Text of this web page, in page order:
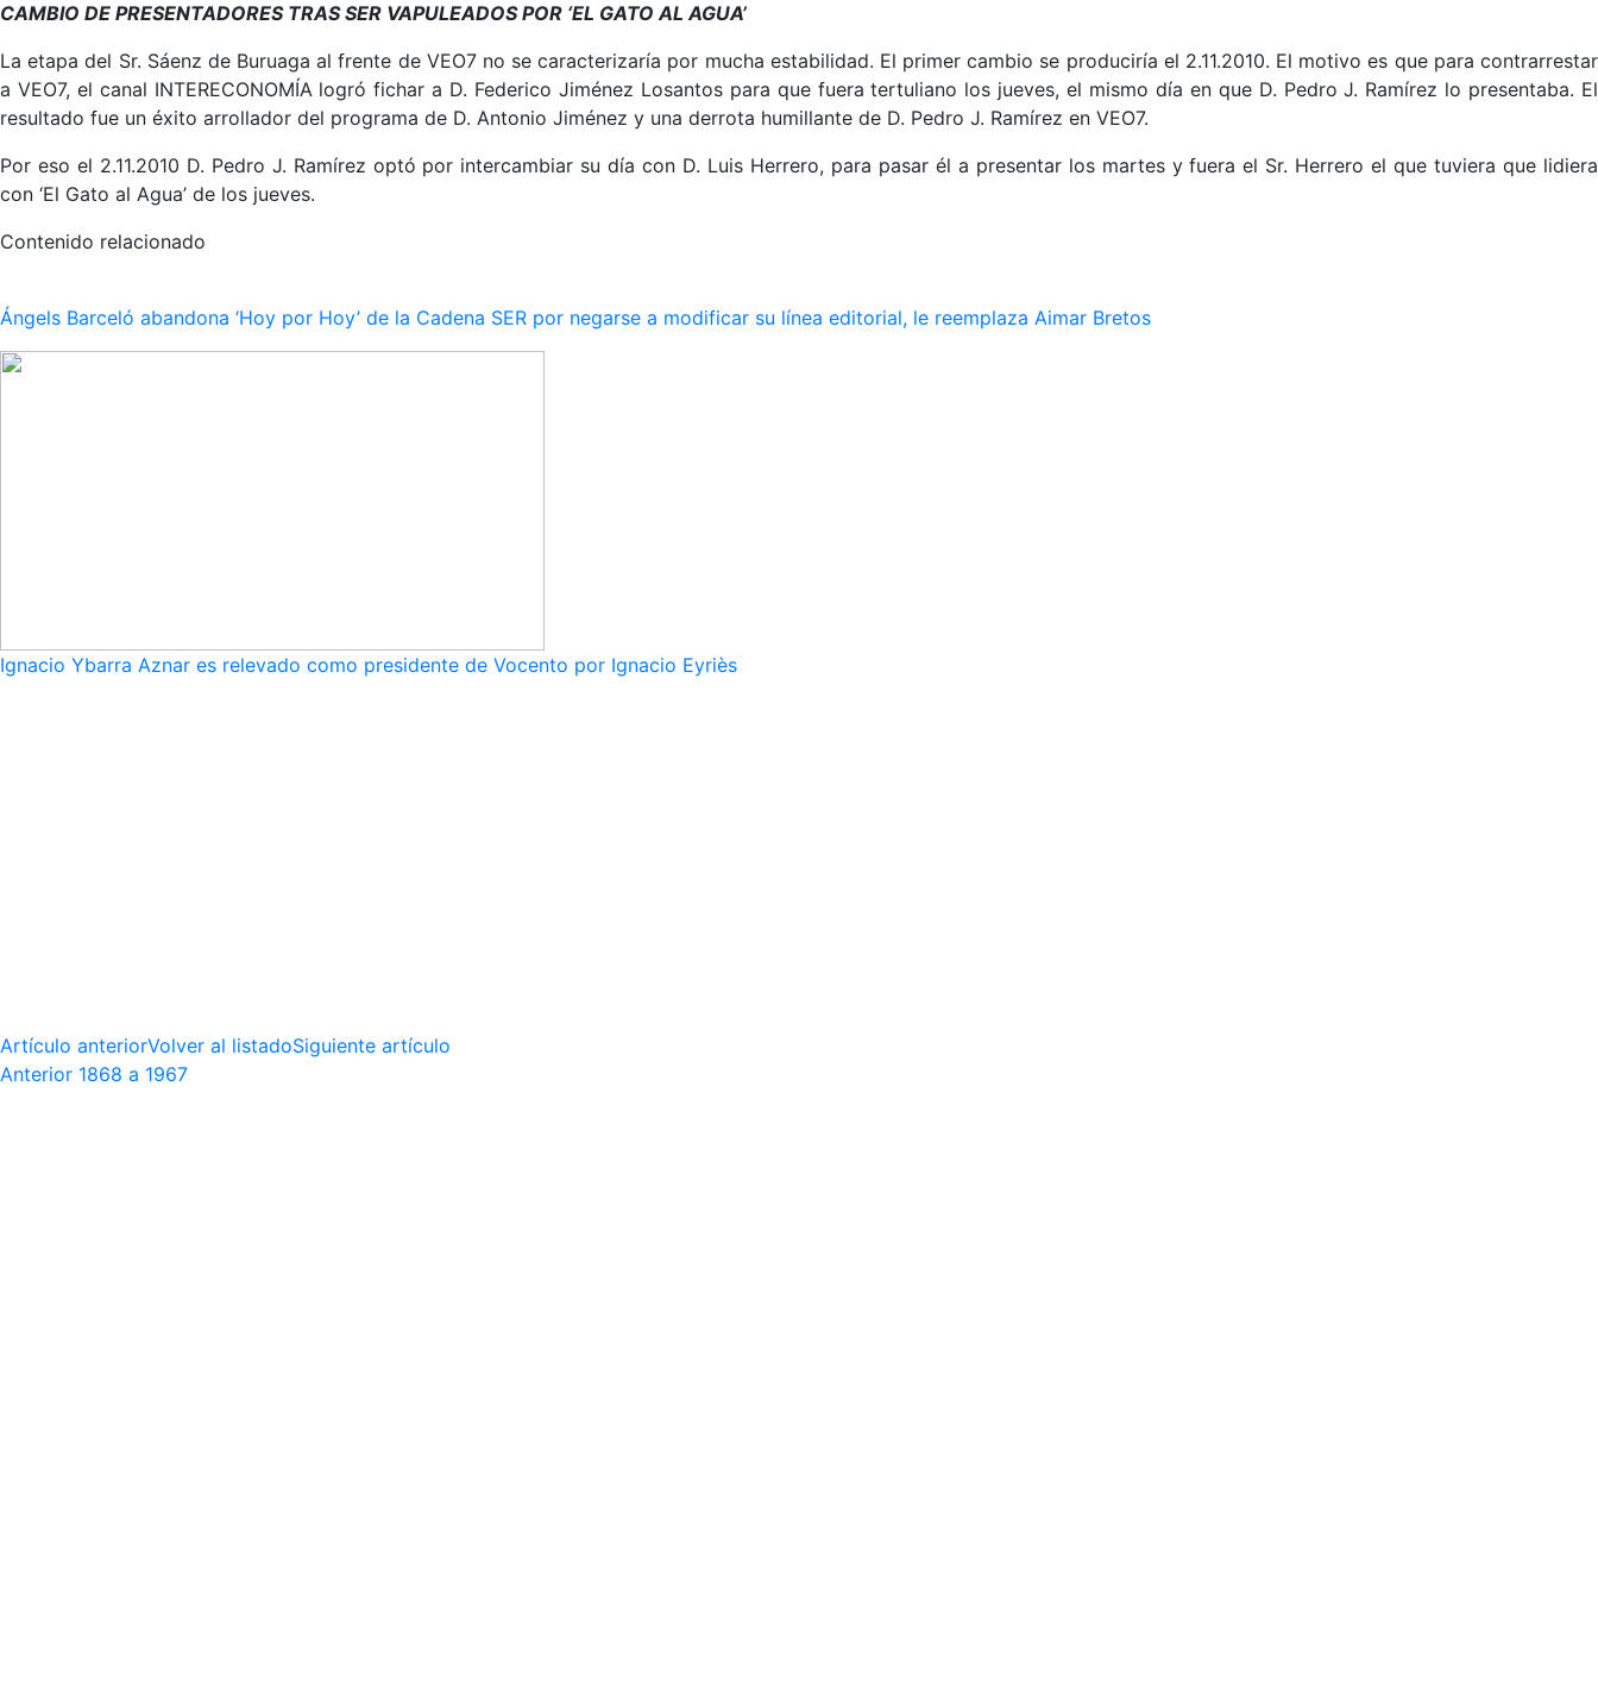
CAMBIO DE PRESENTADORES TRAS SER VAPULEADOS POR ‘EL GATO AL AGUA’
La etapa del Sr. Sáenz de Buruaga al frente de VEO7 no se caracterizaría por mucha estabilidad. El primer cambio se produciría el 2.11.2010. El motivo es que para contrarrestar
a VEO7, el canal INTERECONOMÍA logró fichar a D. Federico Jiménez Losantos para que fuera tertuliano los jueves, el mismo día en que D. Pedro J. Ramírez lo presentaba. El
resultado fue un éxito arrollador del programa de D. Antonio Jiménez y una derrota humillante de D. Pedro J. Ramírez en VEO7.
Por eso el 2.11.2010 D. Pedro J. Ramírez optó por intercambiar su día con D. Luis Herrero, para pasar él a presentar los martes y fuera el Sr. Herrero el que tuviera que lidiera
con ‘El Gato al Agua’ de los jueves.
Contenido relacionado
Ángels Barceló abandona ‘Hoy por Hoy’ de la Cadena SER por negarse a modificar su línea editorial, le reemplaza Aimar Bretos
Ignacio Ybarra Aznar es relevado como presidente de Vocento por Ignacio Eyriès
Artículo anteriorVolver al listadoSiguiente artículo
Anterior 1868 a 1967